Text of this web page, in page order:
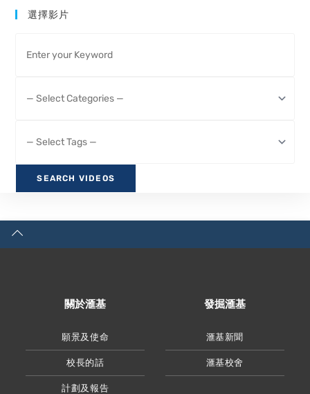
選擇影片
關於滙基
願景及使命
校長的話
計劃及報告
發掘滙基
滙基新聞
滙基校舍